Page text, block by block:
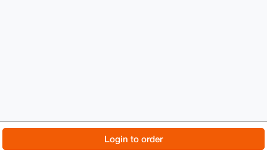
Login to order
YobkzvQA/j8XOZ+d+9My5MFkOkPBxD6fN7SkmRJ5D7UC2fWZbf+1
AQDwSv1QwdW5
5moYoMCO0cPatfwe7gYTxqpbMq2Kc+mrDw==
About FAQ
Changelog
Terms Dark mode